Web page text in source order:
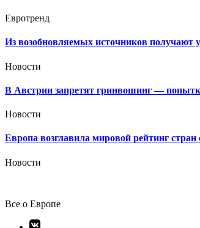
Евротренд
Из возобновляемых источников получают
Новости
В Австрии запретят гринвошинг —
Новости
Европа возглавила мировой рейтинг
Новости
Все о Европе
Элемент